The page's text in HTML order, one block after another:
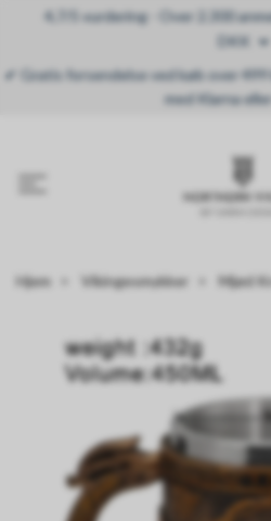
4,7/5 vurdering - Over 2.300
DKK
✔ Gratis forsendelse ved køb over
med Klarna
Hjem Vikingesmykker Mjød